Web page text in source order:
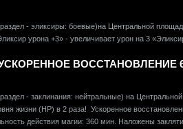
- эликсиры: боевые)на Центральной
урона +3» - увеличивает урон на 3
ВОССТАНОВЛЕНИЕ
- заклинания: нейтральные) на
жизни (HP) в 2 раза! Ускоренное
действия магии: 360 мин. Наложены